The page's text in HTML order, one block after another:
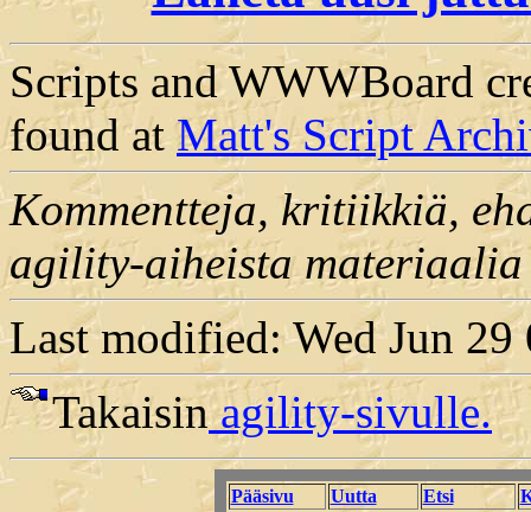
Scripts and WWWBoard
found atMatt's Script
Kommentteja, kritiikkiä,
agility-aiheista
Last modified: Wed Jun
Takaisinagility-sivulle.
Pääsivu Uutta Etsi